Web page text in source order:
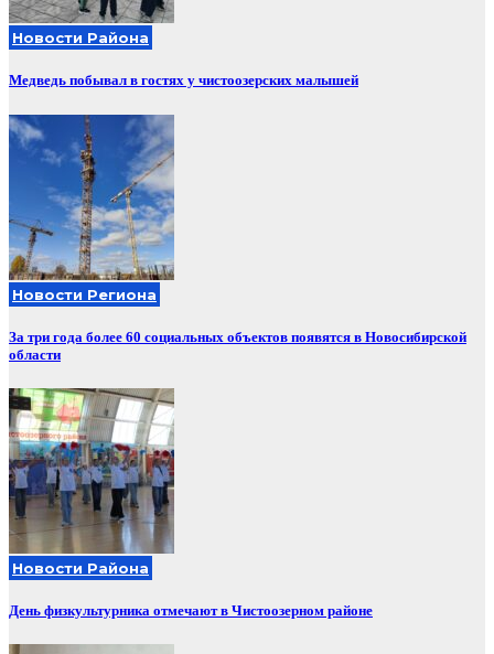
Новости Района
Медведь побывал в гостях у чистоозерских малышей
Новости Региона
За три года более 60 социальных объектов появятся в Новосибирской
области
Новости Района
День физкультурника отмечают в Чистоозерном районе